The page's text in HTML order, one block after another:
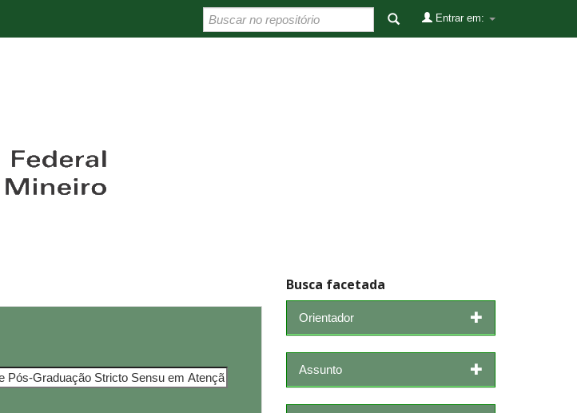
Entrar em:
Busca facetada
Orientador
Assunto